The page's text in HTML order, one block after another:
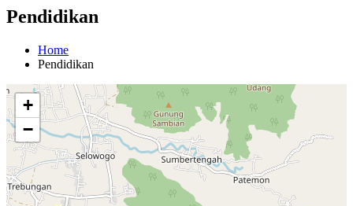
Pendidikan
Home
Pendidikan
+
−